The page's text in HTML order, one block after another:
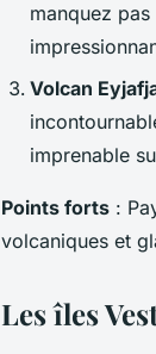
manquez
Volcan
imprenable
Points forts :
volcaniques et
Les îles